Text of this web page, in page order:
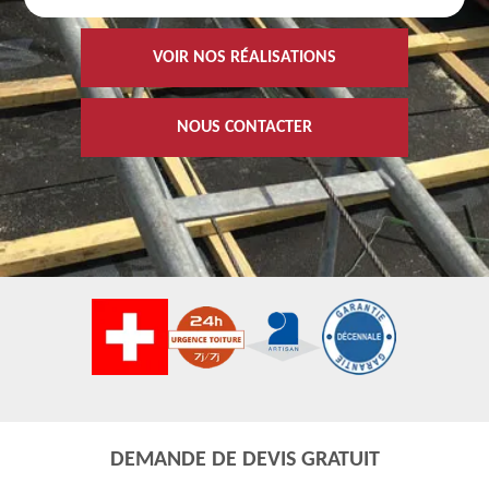
VOIR NOS RÉALISATIONS
NOUS CONTACTER
DEMANDE DE DEVIS GRATUIT